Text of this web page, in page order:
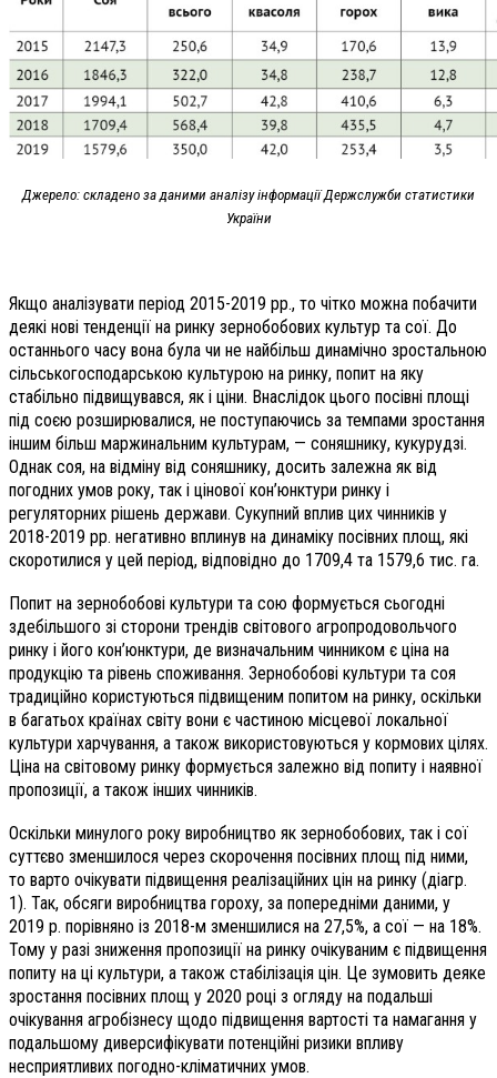
Джерело: складено за даними аналізу інформації Держслужби статистики
України
Якщо аналізувати період 2015-2019 рр., то чітко можна побачити
деякі нові тенденції на ринку зернобобових культур та сої. До
останнього часу вона була чи не найбільш динамічно зростальною
сільськогосподарською культурою на ринку, попит на яку
стабільно підвищувався, як і ціни. Внаслідок цього посівні площі
під соєю розширювалися, не поступаючись за темпами зростання
іншим більш маржинальним культурам, — соняшнику, кукурудзі.
Однак соя, на відміну від соняшнику, досить залежна як від
погодних умов року, так і цінової кон’юнктури ринку і
регуляторних рішень держави. Сукупний вплив цих чинників у
2018-2019 рр. негативно вплинув на динаміку посівних площ, які
скоротилися у цей період, відповідно до 1709,4 та 1579,6 тис. га.
Попит на зернобобові культури та сою формується сьогодні
здебільшого зі сторони трендів світового агропродовольчого
ринку і його кон’юнктури, де визначальним чинником є ціна на
продукцію та рівень споживання. Зернобобові культури та соя
традиційно користуються підвищеним попитом на ринку, оскільки
в багатьох країнах світу вони є частиною місцевої локальної
культури харчування, а також використовуються у кормових цілях.
Ціна на світовому ринку формується залежно від попиту і наявної
пропозиції, а також інших чинників.
Оскільки минулого року виробництво як зернобобових, так і сої
суттєво зменшилося через скорочення посівних площ під ними,
то варто очікувати підвищення реалізаційних цін на ринку (діагр.
1). Так, обсяги виробництва гороху, за попередніми даними, у
2019 р. порівняно із 2018-м зменшилися на 27,5%, а сої — на 18%.
Тому у разі зниження пропозиції на ринку очікуваним є підвищення
попиту на ці культури, а також стабілізація цін. Це зумовить деяке
зростання посівних площ у 2020 році з огляду на подальші
очікування агробізнесу щодо підвищення вартості та намагання у
подальшому диверсифікувати потенційні ризики впливу
несприятливих погодно-кліматичних умов.